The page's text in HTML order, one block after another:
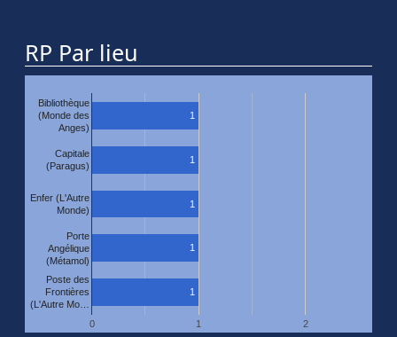
RP Par lieu
0 1 2
Bibliothèque
(Monde des
Anges)
Capitale
(Paragus)
Enfer (L'Autre
Monde)
Porte
Angélique
(Métamol)
Poste des
Frontières
(L'Autre Mo…
1
1
1
1
1